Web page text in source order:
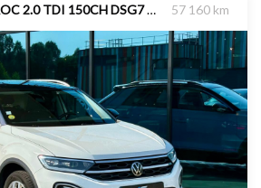
VOLKSWAGEN T-ROC 2.0 TDI 150CH DSG7 STYLE CAMERA 57 160 km